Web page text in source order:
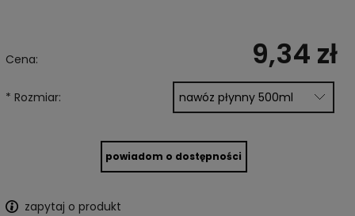
Cena: 9,34 zł
* Rozmiar:
powiadom o dostępności
zapytaj o produkt